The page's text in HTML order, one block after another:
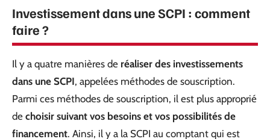
Investissement dans une SCPI : comment
faire ?
Il y a quatre manières de réaliser des investissements
dans une SCPI, appelées méthodes de souscription.
Parmi ces méthodes de souscription, il est plus approprié
de choisir suivant vos besoins et vos possibilités de
financement. Ainsi, il y a la SCPI au comptant qui est